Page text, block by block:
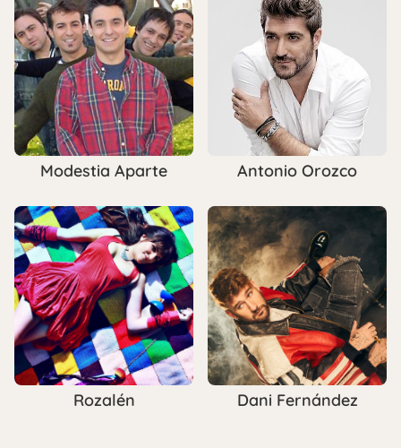
Modestia Aparte Antonio Orozco
Rozalén Dani Fernández